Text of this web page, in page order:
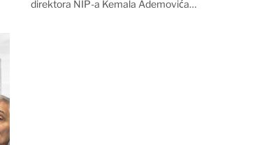
direktora NIP-a Kemala Ademovića…